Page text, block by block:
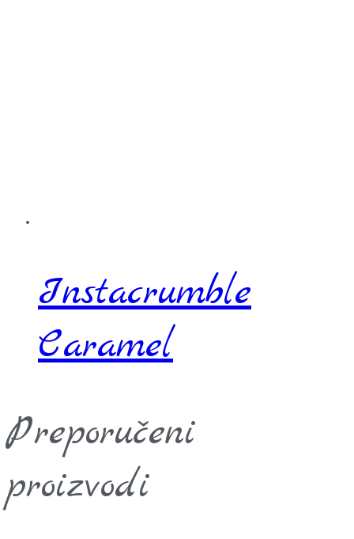
Instacrumble
Caramel
Preporučeni
proizvodi